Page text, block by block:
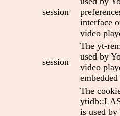
session
interface
video
session
The yt-
used by
video
The
is used by